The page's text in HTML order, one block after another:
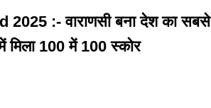
:- वाराणसी बना देश का सबसे
मिला 100 में 100 स्कोर